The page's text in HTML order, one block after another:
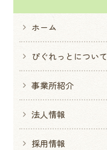
ホーム
ぴぐれっとについて
事業所紹介
法人情報
採用情報